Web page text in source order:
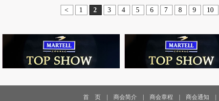
< 1 2 3 4 5 6 7 8 9 10
首 页 商会简介 商会章程 商会通知